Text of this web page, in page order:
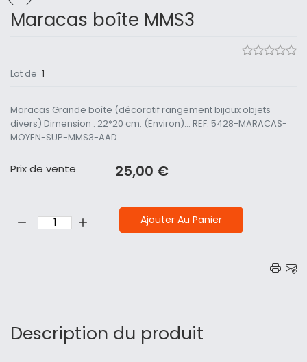
Maracas boîte MMS3
Lot de 1
Maracas Grande boîte (décoratif rangement bijoux objets
divers) Dimension : 22*20 cm. (Environ)... REF: 5428-MARACAS-
MOYEN-SUP-MMS3-AAD
Prix ​​de vente 25,00 €
Ajouter Au Panier
Description du produit